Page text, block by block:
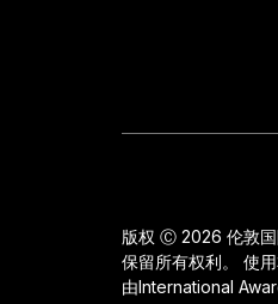
版权 Ⓒ 2026 伦敦国
保留所有权利。 使
由International